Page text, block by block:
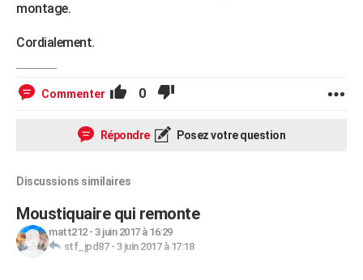
montage.
Cordialement.
Commenter 0
Répondre Posez votre question
Discussions similaires
Moustiquaire qui remonte
matt212- 3 juin 2017 à 16:29
stf_jpd87- 3 juin 2017 à 17:18